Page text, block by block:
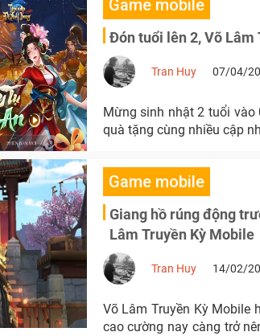
Game mobile
Đón tuổi lên 2, Võ Lâm
Tran Huy 07/04/
Mừng sinh nhật 2 tuổi vào
quà tặng cùng nhiều cập
Game mobile
Giang hồ rúng động
Lâm Truyền Kỳ Mobile
Tran Huy 14/02/
Võ Lâm Truyền Kỳ Mobile
cao cường nay càng trở